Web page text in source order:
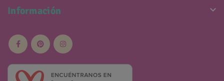
Información 